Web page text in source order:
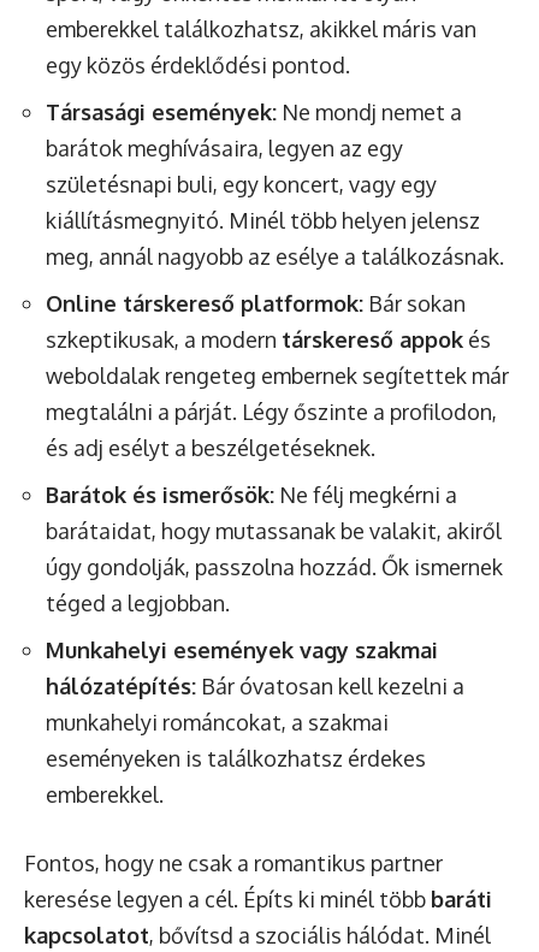
emberekkel találkozhatsz, akikkel máris van
egy közös érdeklődési pontod.
Társasági események: Ne mondj nemet a
barátok meghívásaira, legyen az egy
születésnapi buli, egy koncert, vagy egy
kiállításmegnyitó. Minél több helyen jelensz
meg, annál nagyobb az esélye a találkozásnak.
Online társkereső platformok: Bár sokan
szkeptikusak, a modern társkereső appok és
weboldalak rengeteg embernek segítettek már
megtalálni a párját. Légy őszinte a profilodon,
és adj esélyt a beszélgetéseknek.
Barátok és ismerősök: Ne félj megkérni a
barátaidat, hogy mutassanak be valakit, akiről
úgy gondolják, passzolna hozzád. Ők ismernek
téged a legjobban.
Munkahelyi események vagy szakmai
hálózatépítés: Bár óvatosan kell kezelni a
munkahelyi románcokat, a szakmai
eseményeken is találkozhatsz érdekes
emberekkel.
Fontos, hogy ne csak a romantikus partner
keresése legyen a cél. Építs ki minél több baráti
kapcsolatot, bővítsd a szociális hálódat. Minél